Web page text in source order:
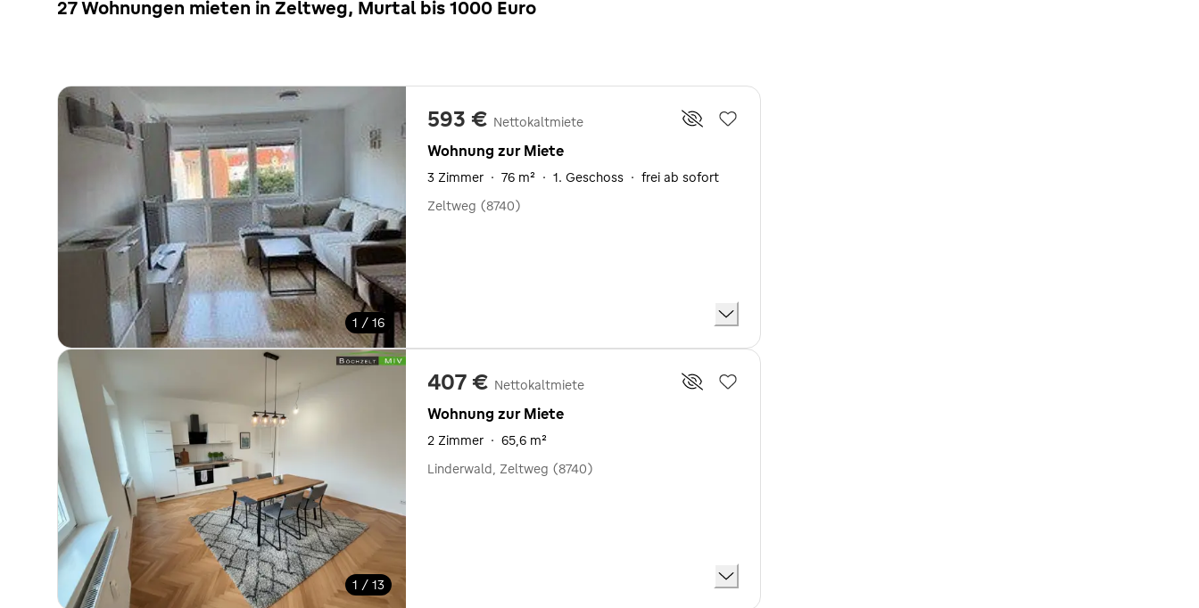
27 Wohnungen mieten in Zeltweg, Murtal bis 1000 Euro
1 / 16
593 € Nettokaltmiete
Wohnung zur Miete
3 Zimmer · 76 m² · 1. Geschoss · frei ab sofort
Zeltweg (8740)
1 / 13
407 € Nettokaltmiete
Wohnung zur Miete
2 Zimmer · 65,6 m²
Linderwald, Zeltweg (8740)